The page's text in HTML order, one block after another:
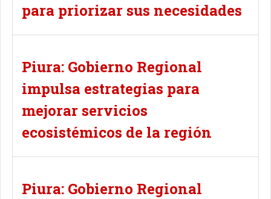
para priorizar sus necesidades
Piura: Gobierno Regional
impulsa estrategias para
mejorar servicios
ecosistémicos de la región
Piura: Gobierno Regional